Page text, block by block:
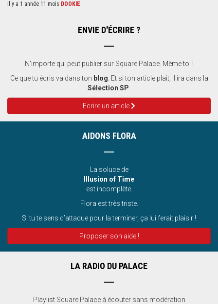
Il y a 1 année 11 mois DOOKIE
ENVIE D'ÉCRIRE ?
N'importe qui peut publier sur Square Palace. Même toi !
Ce que tu écris va dans ton blog . Et si ton article plait, il ira dans la
Sélection SP
Ecrire un article
AIDONS FLORA
La soluce de
Illusion of Time
est incomplète.
Flora est très triste.
Si tu te sens d’attaque pour la terminer, ça lui ferait plaisir !
Proposer son aide !
LA RADIO DU PALACE
Playlist Square Palace à écouter sans modération